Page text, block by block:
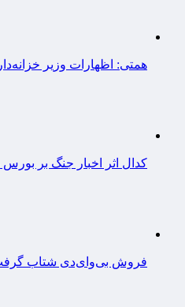
همتی: اظهارات وزیر
کدال اثر اخبار جنگ بر
فروش بی‌وای‌دی شتاب